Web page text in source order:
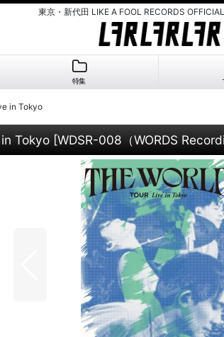
東京・新代田 LIKE A FOOL RECORDS
特集
in Tokyo
Tokyo [WDSR-008（WORDS